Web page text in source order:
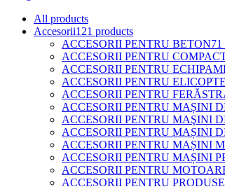
All products
Accesorii121 products
ACCESORII PENTRU BETON71
ACCESORII PENTRU
ACCESORII PENTRU
ACCESORII PENTRU
ACCESORII PENTRU
ACCESORII PENTRU MAȘINI
ACCESORII PENTRU MAŞINI
ACCESORII PENTRU MAȘINI
ACCESORII PENTRU MAȘINI
ACCESORII PENTRU MAȘINI
ACCESORII PENTRU
ACCESORII PENTRU